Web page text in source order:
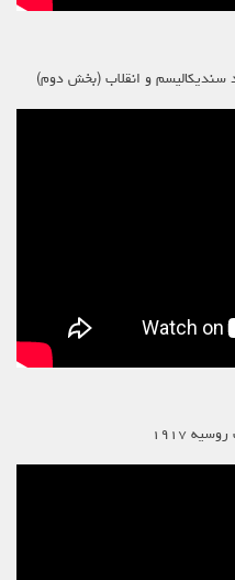
سندیکالیسم و انقلاب (بخش دوم)